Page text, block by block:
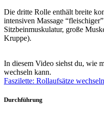
Die dritte Rolle enthält breite
intensiven Massage
Sitzbeinmuskulatur, große
Kruppe).
In diesem Video siehst du, wie
wechseln kann.
Faszilette: Rollaufsätze wechseln
Durchführung